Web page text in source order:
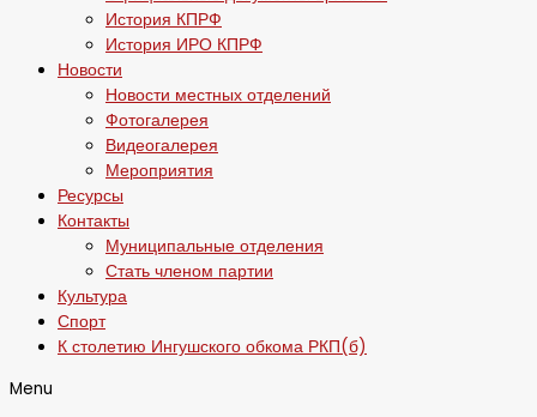
История КПРФ
История ИРО КПРФ
Новости
Новости местных отделений
Фотогалерея
Видеогалерея
Мероприятия
Ресурсы
Контакты
Муниципальные отделения
Стать членом партии
Культура
Спорт
К столетию Ингушского обкома РКП(б)
Menu